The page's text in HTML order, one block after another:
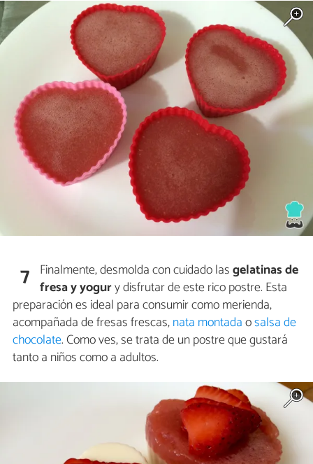
7 Finalmente, desmolda con cuidado lasgelatinas de
fresa y yogury disfrutar de este rico postre. Esta
preparación es ideal para consumir como merienda,
acompañada de fresas frescas,nata montadaosalsa de
chocolate. Como ves, se trata de un postre que gustará
tanto a niños como a adultos.